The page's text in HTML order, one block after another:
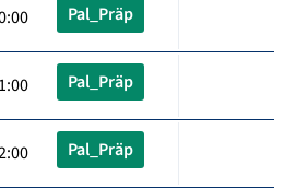
Pal_Präp
Pal_Präp
Pal_Präp